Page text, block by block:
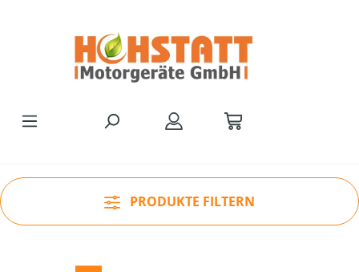
PRODUKTE FILTERN